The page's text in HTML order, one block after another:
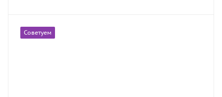
Советуем